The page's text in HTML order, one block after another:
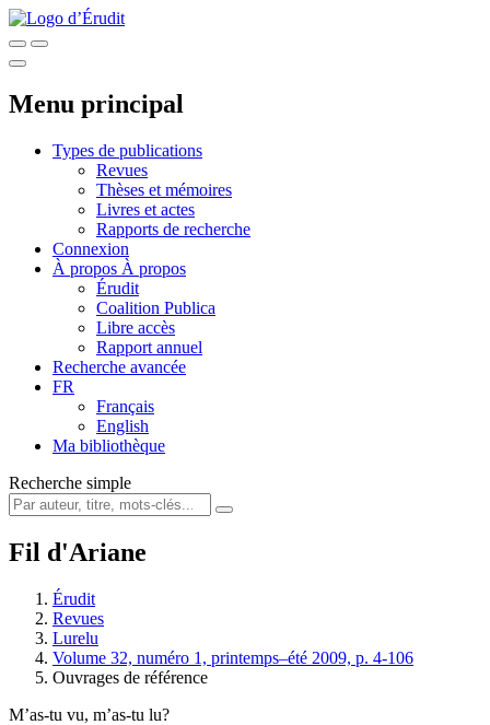
Menu principal
Types de publications
Revues
Thèses et mémoires
Livres et actes
Rapports de recherche
Connexion
À propos À propos
Érudit
Coalition Publica
Libre accès
Rapport annuel
Recherche avancée
FR
Français
English
Ma bibliothèque
Recherche simple
Fil d'Ariane
Érudit
Revues
Lurelu
Volume 32, numéro 1, printemps–été 2009, p. 4-106
Ouvrages de référence
M’as-tu vu, m’as-tu lu?